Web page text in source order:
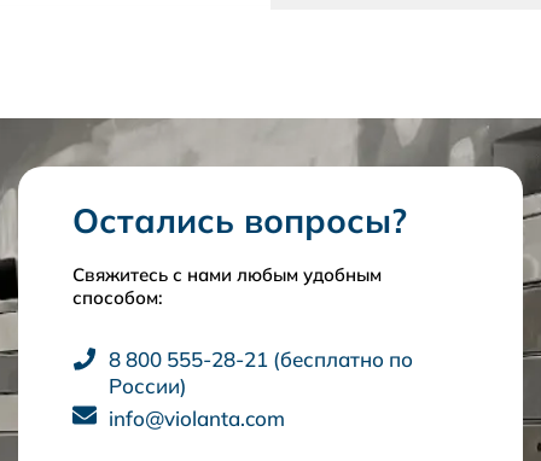
Остались вопросы?
Свяжитесь с нами любым удобным
способом:
8 800 555-28-21 (бесплатно по
России)
info@violanta.com